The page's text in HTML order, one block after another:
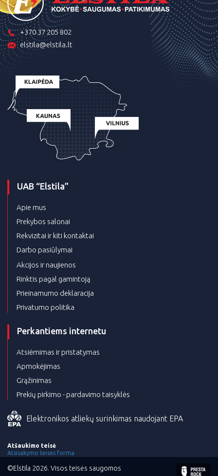
+370 37 205 802
elstila@elstila.lt
UAB “Elstila”
Apie mus
Prekybos salonai
Rekvizitai ir kiti kontaktai
Darbo pasiūlymai
Akcijos ir naujienos
Rinktis pagal gamintoją
Prieinamumo deklaracija
Privatumo politika
Perkantiems internetu
Atsiėmimas ir pristatymas
Apmokėjimas
Grąžinimas
Prekių pirkimo - pardavimo taisyklės
Elektronikos atliekų surinkimas naudojant EPA
Atšaukimo teisė
Atsisakymo teisės forma
©Elstila 2026. Visos teisės saugomos